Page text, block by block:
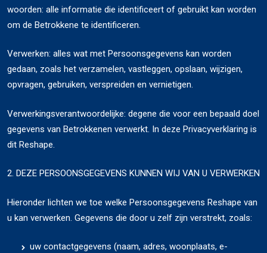
woorden: alle informatie die identificeert of gebruikt kan worden
om de Betrokkene te identificeren.
Verwerken: alles wat met Persoonsgegevens kan worden
gedaan, zoals het verzamelen, vastleggen, opslaan, wijzigen,
opvragen, gebruiken, verspreiden en vernietigen.
Verwerkingsverantwoordelijke: degene die voor een bepaald doel
gegevens van Betrokkenen verwerkt. In deze Privacyverklaring is
dit Reshape.
2. DEZE PERSOONSGEGEVENS KUNNEN WIJ VAN U VERWERKEN
Hieronder lichten we toe welke Persoonsgegevens Reshape van
u kan verwerken. Gegevens die door u zelf zijn verstrekt, zoals:
uw contactgegevens (naam, adres, woonplaats, e-